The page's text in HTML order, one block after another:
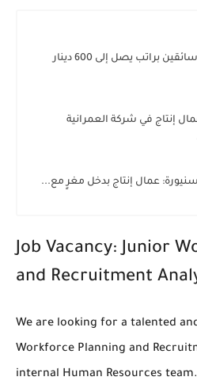
وظائف شاغرة: مطلوب سائقين براتب يصل إلى 600 دينار
إنتاج في شركة العمرانية
عمال إنتاج بدخل مغرٍ مع...
Job Vacancy: Junior
and Recruitment
We are looking for a talented
Workforce Planning and
internal Human Resources